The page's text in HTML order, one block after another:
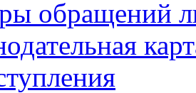
обращений